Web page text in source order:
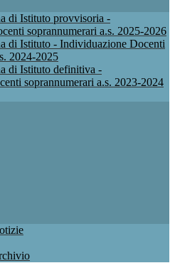
di Istituto provvisoria -
soprannumerari a.s. 2025-2026
di Istituto - Individuazione Docenti
2024-2025
di Istituto definitiva -
soprannumerari a.s. 2023-2024